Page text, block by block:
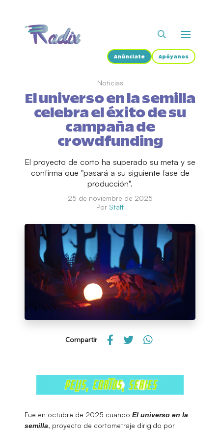
Anúnciate Apóyanos
Noticias
El universo en la semilla
celebra el éxito de su
campaña de
crowdfunding
El proyecto de corto ha superado su meta y se
confirma que "pasará a su siguiente fase de
producción".
25 de noviembre de 2025
Por Staff
Compartir
Fue en octubre de 2025 cuando El universo en la
semilla, proyecto de cortometraje dirigido por